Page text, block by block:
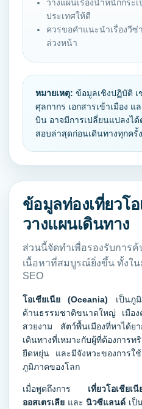
วางแผนเรื่องน้ำหนักกระ
ประเทศให้ดี
ควรขอคำแนะนำเรื่องวีซ่
ล่วงหน้า
หมายเหตุ: ข้อมูลเชิงปฏิบัติ
ศุลกากร เอกสารเข้าเมือง
บิน อาจมีการเปลี่ยนแปลงได้
สอบล่าสุดก่อนเดินทางทุกครั้ง
ข้อมูลท่องเที่ยวโ
วางแผนเดินทาง
ส่วนนี้จัดทำเพื่อรองรับการ
เนื้อหาที่สมบูรณ์ยิ่งขึ้น ทั้งใน
SEO
โอเชียเนีย (Oceania) เป็นภูมิ
ด้านธรรมชาติขนาดใหญ่ เมืองคุณภาพชี
สวยงาม สัตว์พื้นเมืองที่หาได้
เดินทางที่เหมาะกับผู้ที่ต้องการทริปสบาย มีระ
ยืดหยุ่น และมีจังหวะของการใ
ภูมิภาคของโลก
เมื่อพูดถึงการ เที่ยวโอเชียเนี
ออสเตรเลีย และ นิวซีแลนด์ เป็